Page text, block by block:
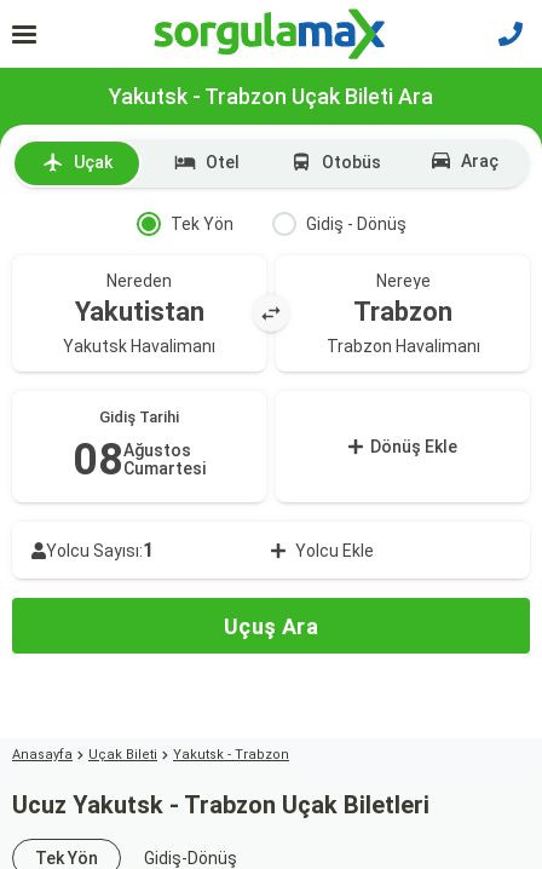
Yakutsk - Trabzon Uçak Bileti Ara
Uçak Otel Otobüs Araç
Tek Yön Gidiş - Dönüş
Nereden
Yakutistan
Yakutsk Havalimanı
Nereye
Trabzon
Trabzon Havalimanı
Gidiş Tarihi
08Ağustos
Cumartesi
Dönüş Ekle
Yolcu Sayısı:1 Yolcu Ekle
Uçuş Ara
Anasayfa Uçak Bileti Yakutsk - Trabzon
Ucuz Yakutsk - Trabzon Uçak Biletleri
Tek Yön Gidiş-Dönüş